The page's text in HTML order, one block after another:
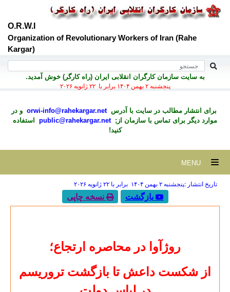
O.R.W.I
Organization of Revolutionary Workers of Iran (Rahe
Kargar)
به سايت سازمان کارگران انقلابی ايران (راه کارگر) خوش آمديد.
پنجشنبه ۲ بهمن ۱۴۰۴ برابر با ۲۲ ژانويه ۲۰۲۶
برای انتشار مطالب در سايت با آدرسorwi-info@rahekargar.net و در
موارد ديگر برای تماس با سازمان از;public@rahekargar.net
استفاده
کنید!
تاریخ انتشار :پنجشنبه ۲ بهمن ۱۴۰۴ برابر با ۲۲ ژانويه ۲۰۲۶
بازگشت نسخه چاپی
روژآوا در محاصره ارتجاع؛
از شکست داعش تا بازگشت تروریسم